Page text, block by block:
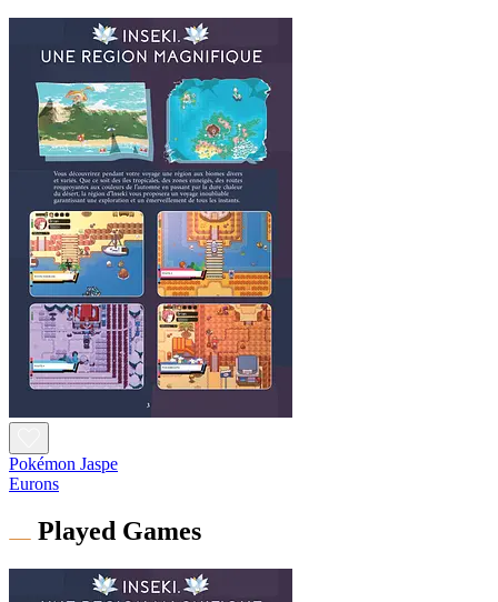
Pokémon Jaspe
Eurons
Played Games